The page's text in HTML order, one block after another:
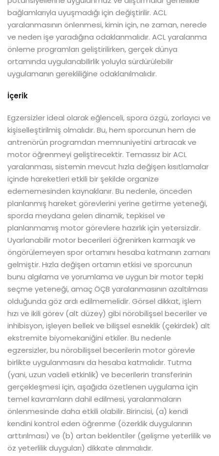
bağlamlarıyla uyuşmadığı için değiştirilir. ACL
yaralanmasının önlenmesi, kimin için, ne zaman, nerede
ve neden işe yaradığına odaklanmalıdır. ACL yaralanma
önleme programları geliştirilirken, gerçek dünya
ortamında uygulanabilirlik yoluyla sürdürülebilir
uygulamanın gerekliliğine odaklanılmalıdır.
İçerik
Egzersizler ideal olarak eğlenceli, spora özgü, zorlayıcı ve
kişiselleştirilmiş olmalıdır. Bu, hem sporcunun hem de
antrenörün programdan memnuniyetini artıracak ve
motor öğrenmeyi geliştirecektir. Temassız bir ACL
yaralanması, sistemin mevcut hızla değişen kısıtlamalar
içinde hareketleri etkili bir şekilde organize
edememesinden kaynaklanır. Bu nedenle, önceden
planlanmış hareket görevlerini yerine getirme yeteneği,
sporda meydana gelen dinamik, tepkisel ve
planlanmamış motor görevlere hazırlık için yetersizdir.
Uyarlanabilir motor becerileri öğrenirken karmaşık ve
öngörülemeyen spor ortamını hesaba katmanın zamanı
gelmiştir. Hızla değişen ortamın etkisi ve sporcunun
bunu algılama ve yorumlama ve uygun bir motor tepki
seçme yeteneği, amaç ÖÇB yaralanmasının azaltılması
olduğunda göz ardı edilmemelidir. Görsel dikkat, işlem
hızı ve ikili görev (alt düzey) gibi nörobilişsel beceriler ve
inhibisyon, işleyen bellek ve bilişsel esneklik (çekirdek) alt
ekstremite biyomekaniğini etkiler. Bu nedenle
egzersizler, bu nörobilişsel becerilerin motor görevle
birlikte uygulanmasını da hesaba katmalıdır. Tutma
(yani, uzun vadeli etkinlik) ve becerilerin transferinin
gerçekleşmesi için, aşağıda özetlenen uygulama için
temel kavramların dahil edilmesi, yaralanmaların
önlenmesinde daha etkili olabilir. Birincisi, (a) kendi
kendini kontrol eden öğrenme (özerklik duygularının
arttırılması) ve (b) artan beklentiler (gelişme yeterlilik ve
öz yeterlilik duyguları) dikkate alınmalıdır.